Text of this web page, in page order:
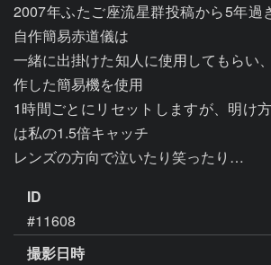
2007年ふたご座流星群投稿から5年過
自作簡易赤道儀は
一緒に出掛けた知人に使用してもらい
作した簡易機を使用
1時間ごとにリセットしますが、明け
は私の1.5倍キャッチ
レンズの方向で泣いたり笑ったり…
ID
#11608
撮影日時